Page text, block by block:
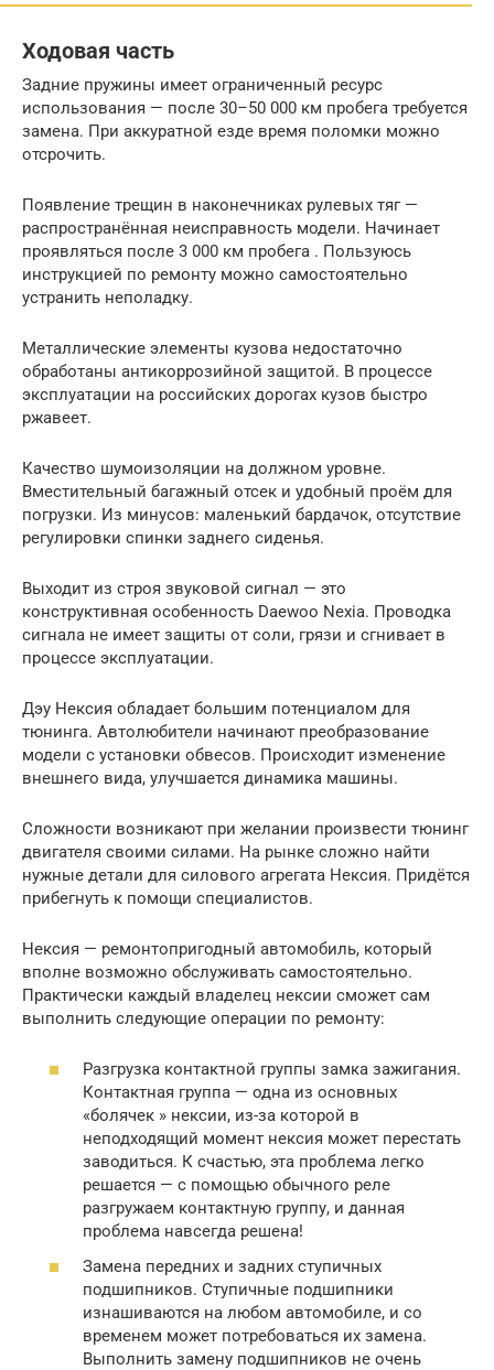
Ходовая часть
Задние пружины имеет ограниченный ресурс
использования — после 30–50 000 км пробега требуется
замена. При аккуратной езде время поломки можно
отсрочить.
Появление трещин в наконечниках рулевых тяг —
распространённая неисправность модели. Начинает
проявляться после 3 000 км пробега . Пользуюсь
инструкцией по ремонту можно самостоятельно
устранить неполадку.
Металлические элементы кузова недостаточно
обработаны антикоррозийной защитой. В процессе
эксплуатации на российских дорогах кузов быстро
ржавеет.
Качество шумоизоляции на должном уровне.
Вместительный багажный отсек и удобный проём для
погрузки. Из минусов: маленький бардачок, отсутствие
регулировки спинки заднего сиденья.
Выходит из строя звуковой сигнал — это
конструктивная особенность Daewoo Nexia. Проводка
сигнала не имеет защиты от соли, грязи и сгнивает в
процессе эксплуатации.
Дэу Нексия обладает большим потенциалом для
тюнинга. Автолюбители начинают преобразование
модели с установки обвесов. Происходит изменение
внешнего вида, улучшается динамика машины.
Сложности возникают при желании произвести тюнинг
двигателя своими силами. На рынке сложно найти
нужные детали для силового агрегата Нексия. Придётся
прибегнуть к помощи специалистов.
Нексия — ремонтопригодный автомобиль, который
вполне возможно обслуживать самостоятельно.
Практически каждый владелец нексии сможет сам
выполнить следующие операции по ремонту:
Разгрузка контактной группы замка зажигания.
Контактная группа — одна из основных
«болячек » нексии, из-за которой в
неподходящий момент нексия может перестать
заводиться. К счастью, эта проблема легко
решается — с помощью обычного реле
разгружаем контактную группу, и данная
проблема навсегда решена!
Замена передних и задних ступичных
подшипников. Ступичные подшипники
изнашиваются на любом автомобиле, и со
временем может потребоваться их замена.
Выполнить замену подшипников не очень